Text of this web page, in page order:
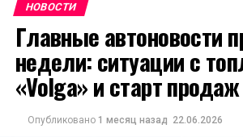
НОВОСТИ
Главные автоновости
недели: ситуации с
«Volga» и старт
Опубликовано 1 месяц назад 22.06.2026